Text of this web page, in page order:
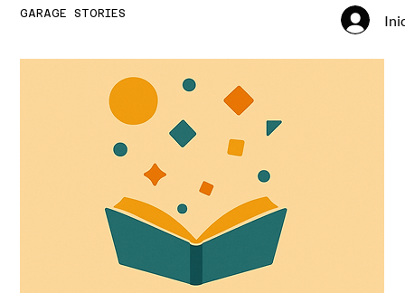
GARAGE STORIES